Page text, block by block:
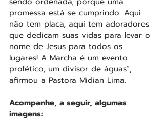
promessa está se cumprindo. Aqui
não tem placa, aqui tem adoradores
que dedicam suas vidas para levar o
nome de Jesus para todos os
lugares! A Marcha é um evento
profético, um divisor de águas”,
afirmou a Pastora Midian Lima.
Acompanhe, a seguir, algumas
imagens: